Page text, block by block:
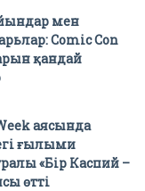
мен
Comic Con
қандай
аясында
ғылыми
«Бір Каспий –
өтті